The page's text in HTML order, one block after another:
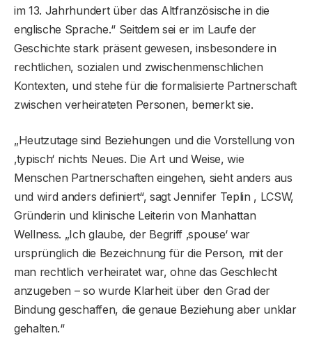
im 13. Jahrhundert über das Altfranzösische in die
englische Sprache.“ Seitdem sei er im Laufe der
Geschichte stark präsent gewesen, insbesondere in
rechtlichen, sozialen und zwischenmenschlichen
Kontexten, und stehe für die formalisierte Partnerschaft
zwischen verheirateten Personen, bemerkt sie.
„Heutzutage sind Beziehungen und die Vorstellung von
‚typisch‘ nichts Neues. Die Art und Weise, wie
Menschen Partnerschaften eingehen, sieht anders aus
und wird anders definiert“, sagt Jennifer Teplin , LCSW,
Gründerin und klinische Leiterin von Manhattan
Wellness. „Ich glaube, der Begriff ‚spouse‘ war
ursprünglich die Bezeichnung für die Person, mit der
man rechtlich verheiratet war, ohne das Geschlecht
anzugeben – so wurde Klarheit über den Grad der
Bindung geschaffen, die genaue Beziehung aber unklar
gehalten.“